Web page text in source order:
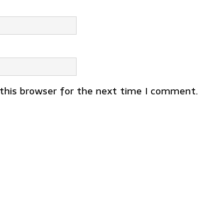
browser for the next time I comment.